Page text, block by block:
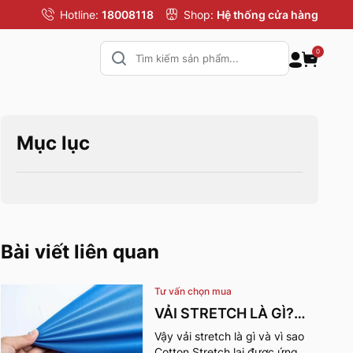
Hotline: 18008118 Shop: Hệ thống cửa hàng
0
Mục lục
Bài viết liên quan
Tư vấn chọn mua
VẢI STRETCH LÀ GÌ?
NHỮNG ƯU ĐIỂM VÀ
Vậy vải stretch là gì và vì sao